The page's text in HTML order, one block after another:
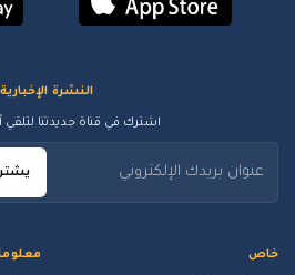
خاص
النشرة الإخبارية
اشترك في قناة جديدتنا لتلقي